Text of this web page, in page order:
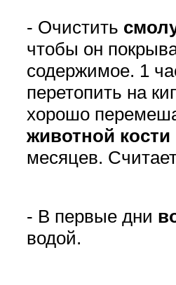
- Очистить
чтобы он
содержимое. 1
перетопить на
хорошо
животной кости
месяцев.
- В первые дни
водой.